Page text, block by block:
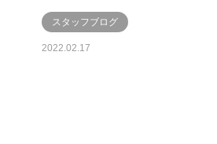
スタッフブログ
2022.02.17